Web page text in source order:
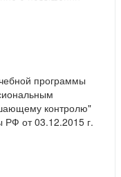
программы
контролю"
РФ от 03.12.2015 г.